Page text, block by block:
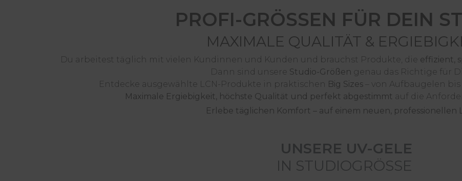
PROFI-GRÖSSEN FÜR DEIN
MAXIMALE QUALITÄT &
Du arbeitest täglich mit vielen Kundinnen und Kunden und brauchst Produkte, die effizient,
Dann sind unsere Studio-Größen genau das Richtige für
Entdecke ausgewählte LCN-Produkte in praktischen Big Sizes – von Aufbaugelen
Maximale Ergiebigkeit, höchste Qualität und perfekt abgestimmt auf die
Erlebe täglichen Komfort – auf einem neuen, professionellen
UNSERE UV-GELE
IN STUDIOGRÖSSE